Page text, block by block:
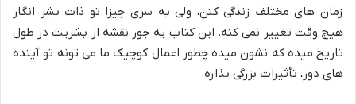
زمان های مختلف زندگی کنن، ولی یه سری چیزا تو ذات بشر انگار
هیچ وقت تغییر نمی کنه. این کتاب یه جور نقشه از بشریت در طول
تاریخ میده که نشون میده چطور اعمال کوچیک ما می تونه تو آینده
های دور، تأثیرات بزرگی بذاره.